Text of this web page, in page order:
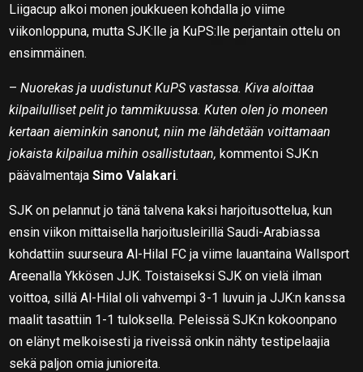
Liigacup alkoi monen joukkueen kohdalla jo viime
viikonloppuna, mutta SJK:lle ja KuPS:lle perjantain ottelu on
ensimmäinen.
–Nuorekas ja uudistunut KuPS vastassa. Kiva aloittaa
kilpailulliset pelit jo tammikuussa. Kuten olen jo moneen
kertaan aieminkin sanonut, niin me lähdetään voittamaan
jokaista kilpailua mihin osallistutaan, kommentoi SJK:n
päävalmentajaSimo Valakari.
SJK on pelannut jo tänä talvena kaksi harjoitusottelua, kun
ensin viikon mittaisella harjoitusleirillä Saudi-Arabiassa
kohdattiin suurseura Al-Hilal FC ja viime lauantaina Wallsport
Areenalla Ykkösen JJK. Toistaiseksi SJK on vielä ilman
voittoa, sillä Al-Hilal oli vahvempi 3-1 luvuin ja JJK:n kanssa
maalit tasattiin 1-1 tuloksella. Peleissä SJK:n kokoonpano
on elänyt melkoisesti ja riveissä onkin nähty testipelaajia
sekä paljon omia junioreita.